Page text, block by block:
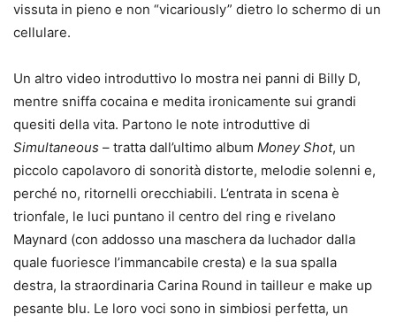
vissuta in pieno e non “vicariously” dietro lo schermo di un
cellulare.
Un altro video introduttivo lo mostra nei panni di Billy D,
mentre sniffa cocaina e medita ironicamente sui grandi
quesiti della vita. Partono le note introduttive di
Simultaneous – tratta dall’ultimo album Money Shot, un
piccolo capolavoro di sonorità distorte, melodie solenni e,
perché no, ritornelli orecchiabili. L’entrata in scena è
trionfale, le luci puntano il centro del ring e rivelano
Maynard (con addosso una maschera da luchador dalla
quale fuoriesce l’immancabile cresta) e la sua spalla
destra, la straordinaria Carina Round in tailleur e make up
pesante blu. Le loro voci sono in simbiosi perfetta, un